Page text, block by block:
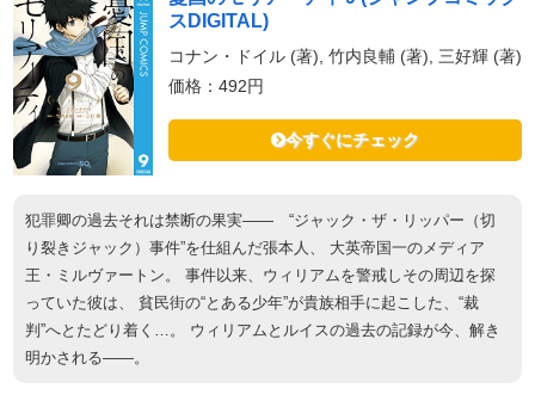
スDIGITAL)
コナン・ドイル (著), 竹内良輔 (著), 三好輝 (著)
価格：492円
今すぐにチェック
犯罪卿の過去それは禁断の果実―― “ジャック・ザ・リッパー（切
り裂きジャック）事件”を仕組んだ張本人、 大英帝国一のメディア
王・ミルヴァートン。 事件以来、ウィリアムを警戒しその周辺を探
っていた彼は、 貧民街の“とある少年”が貴族相手に起こした、“裁
判”へとたどり着く…。 ウィリアムとルイスの過去の記録が今、解き
明かされる――。